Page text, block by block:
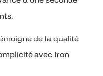
de la qualité
avec Iron